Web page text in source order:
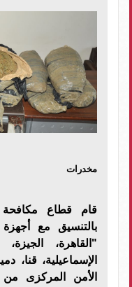
مخدرات
قام قطاع مكافحة
بالتنسيق مع
"القاهرة، الجيزة،
الإسماعيلية، قنا،